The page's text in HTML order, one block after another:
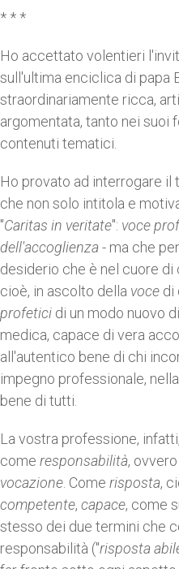
* * *
Ho accettato volentieri
sull'ultima enciclica di papa
straordinariamente ricca,
argomentata, tanto nei suoi
contenuti tematici.
Ho provato ad interrogare il
che non solo intitola e
"Caritas in veritate": voce
dell'accoglienza- ma che
desiderio che è nel cuore di
cioè, in ascolto della voce di
profetici di un modo nuovo
medica, capace di vera
all'autentico bene di chi
impegno professionale,
bene di tutti.
La vostra professione,
come responsabilità,
vocazione . Come risposta,
competente, capace, come
stesso dei due termini che
responsabilità ("risposta